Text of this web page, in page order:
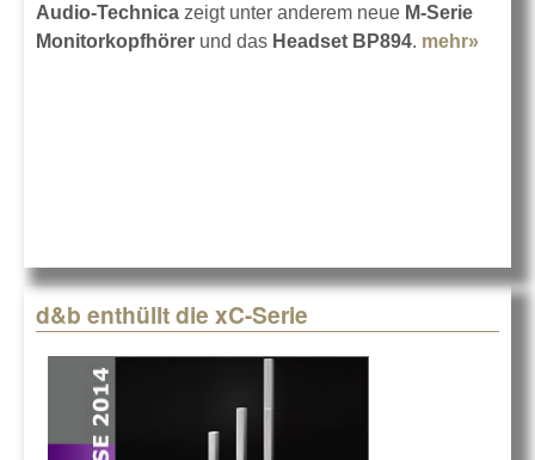
Audio-Technica zeigt unter anderem neue M-Serie
Monitorkopfhörer und das Headset BP894. mehr»
d&b enthüllt die xC-Serie